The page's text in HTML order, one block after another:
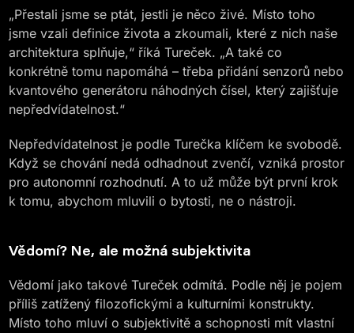
„Přestali jsme se ptát, jestli je něco živé. Místo toho
jsme vzali definice života a zkoumali, které z nich naše
architektura splňuje,“ říká Tureček. „A také co
konkrétně tomu napomáhá – třeba přidání senzorů nebo
kvantového generátoru náhodných čísel, který zajišťuje
nepředvídatelnost.“
Nepředvídatelnost je podle Turečka klíčem ke svobodě.
Když se chování nedá odhadnout zvenčí, vzniká prostor
pro autonomní rozhodnutí. A to už může být první krok
k tomu, abychom mluvili o bytosti, ne o nástroji.
Vědomí? Ne, ale možná subjektivita
Vědomí jako takové Tureček odmítá. Podle něj je pojem
příliš zatížený filozofickými a kulturními konstrukty.
Místo toho mluví o subjektivitě a schopnosti mít vlastní